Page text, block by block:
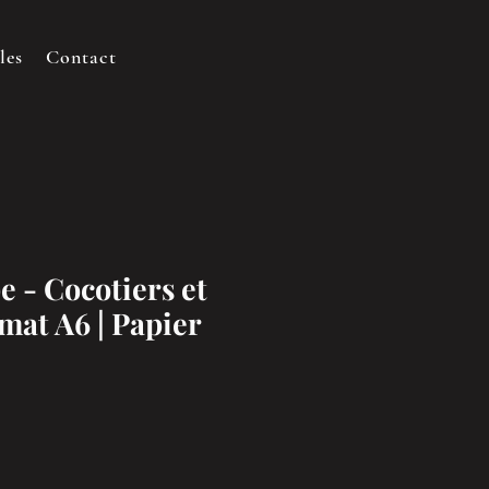
Contact
- Cocotiers et
A6 | Papier